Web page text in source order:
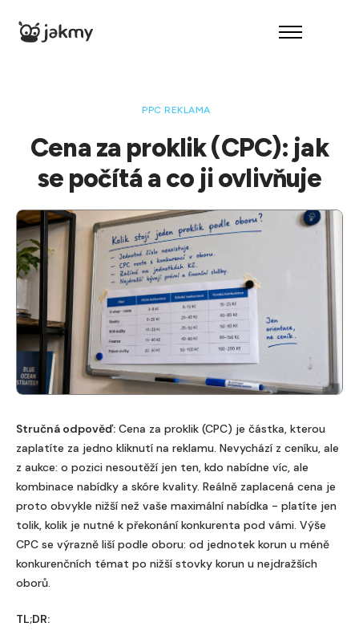
Kontakt
– Audit zdarma –
PPC REKLAMA
Cena za proklik (CPC): jak
se počítá a co ji ovlivňuje
Stručná odpověď: Cena za proklik (CPC) je částka, kterou
zaplatíte za jedno kliknutí na reklamu. Nevychází z ceníku, ale
z aukce: o pozici nesoutěží jen ten, kdo nabídne víc, ale
kombinace nabídky a skóre kvality. Reálně zaplacená cena je
proto obvykle nižší než vaše maximální nabídka - platíte jen
tolik, kolik je nutné k překonání konkurenta pod vámi. Výše
CPC se výrazně liší podle oboru: od jednotek korun u méně
konkurenčních témat po nižší stovky korun u nejdražších
oborů.
TL;DR: